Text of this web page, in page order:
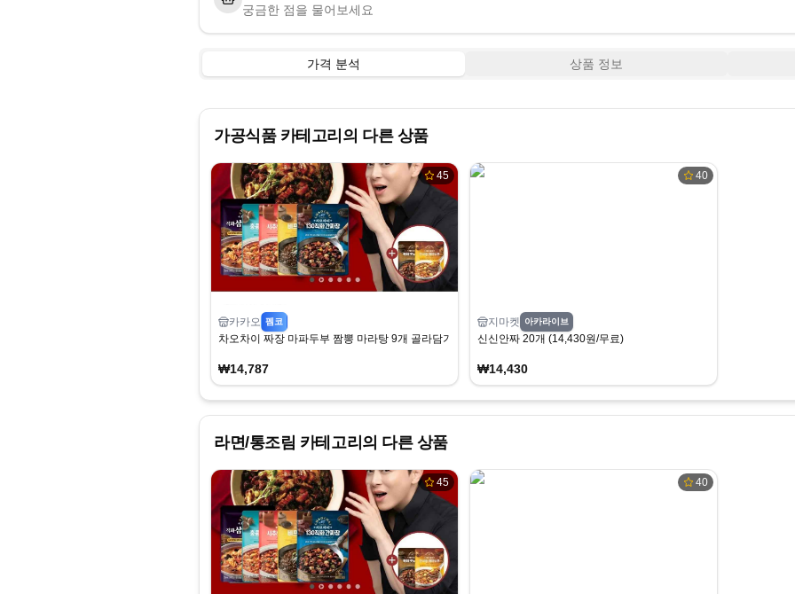
궁금한 점을 물어보세요
가격 분석 상품 정보
가공식품카테고리의 다른 상품
45
카카오 펨코
차오차이 짜장 마파두부 짬뽕 마라탕 9개 골라담기(2개 증정)
₩14,787
40
지마켓 아카라이브
신신안짜 20개 (14,430원/무료)
₩14,430
라면/통조림 카테고리의 다른 상품
45 40